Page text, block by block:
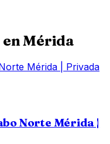
enMérida
Norte Mérida |